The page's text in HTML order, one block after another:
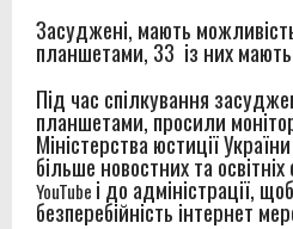
Засуджені, мають
планшетами, 33 із них
Під час спілкування
планшетами, просили
Міністерства юстиції
більше новостних та
YouTube і до адміністрації,
безперебійність інтернет